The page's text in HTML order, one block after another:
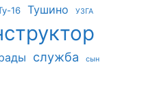
16 Тушино УЗГА
служба сын